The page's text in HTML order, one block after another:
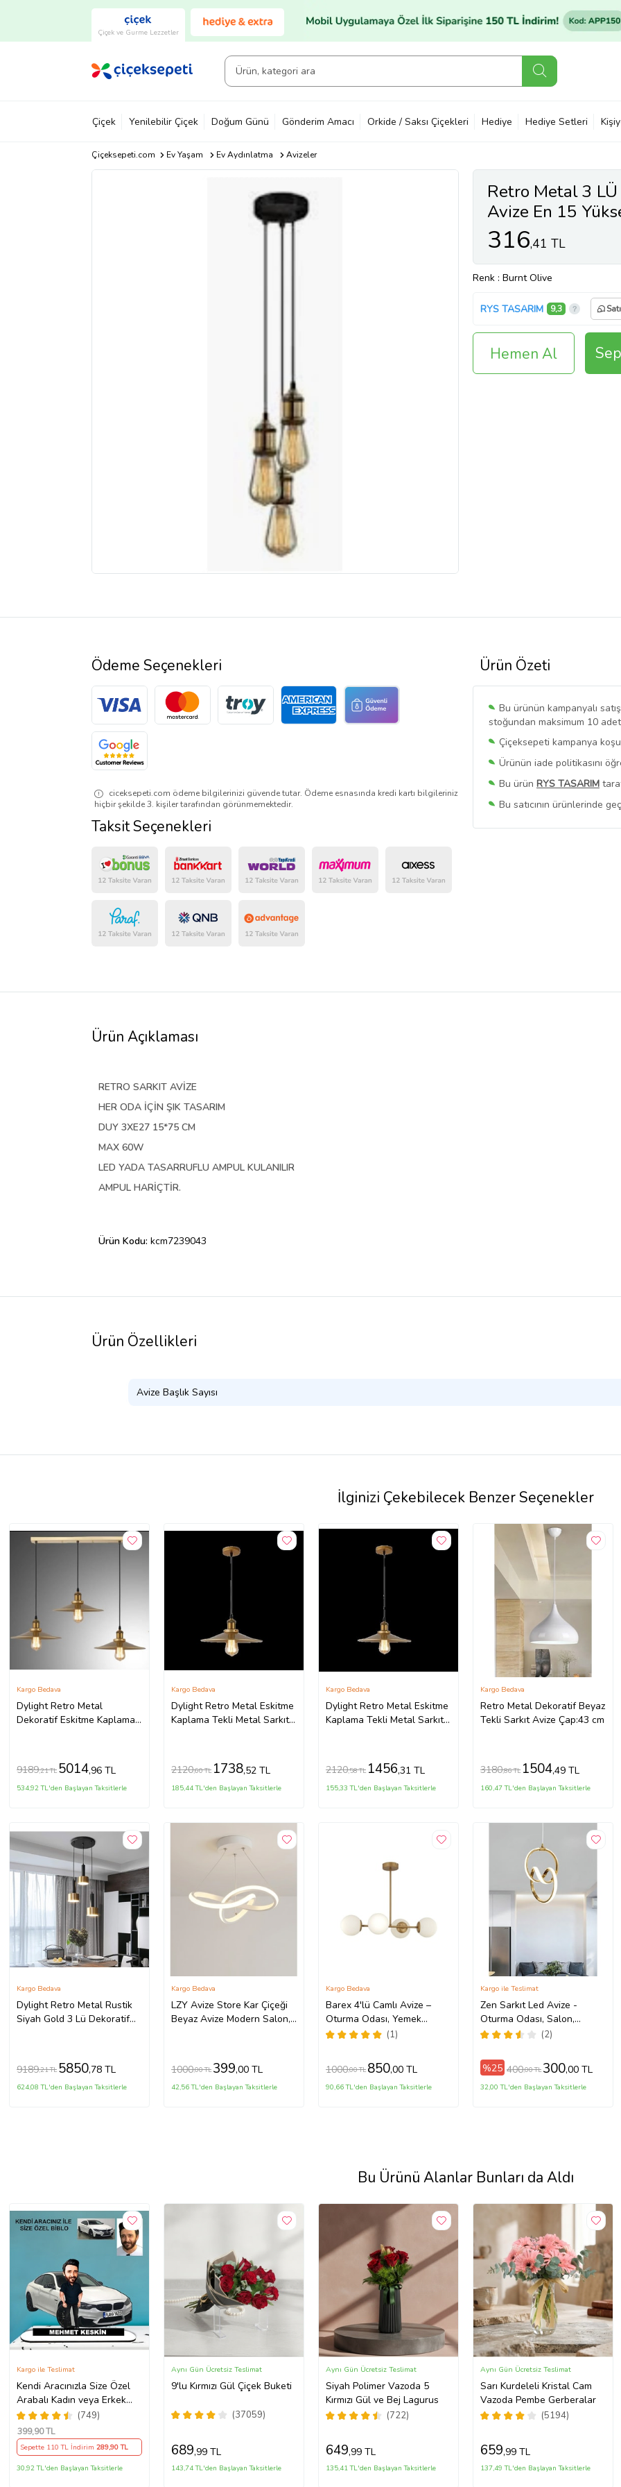
Çiçek ve Gurme Lezzetler
Çiçek Yenilebilir Çiçek Doğum Günü Gönderim Amacı Orkide / Saksı Çiçekleri Hediye Hediye Setleri
Çiçeksepeti.com Ev Yaşam Ev Aydınlatma Avizeler
Retro Metal 3
Avize En 15
316,41 TL
Renk : Burnt Olive
RYS TASARIM 9,3
Hemen Al
Ürün Özeti
Bu ürünün kampanyalı
stoğundan maksimum 10
Çiçeksepeti kampanya
Ürünün iade politikasını
Bu ürün RYS TASARIM
Bu satıcının ürünlerinde
Bu SatıcınınTüm
Ödeme Seçenekleri
ciceksepeti.com ödeme bilgilerinizi güvende tutar. Ödeme esnasında kredi kartı bilgileriniz
hiçbir şekilde 3. kişiler tarafından görünmemektedir.
Taksit Seçenekleri
Ürün Açıklaması
RETRO SARKIT AVİZE
HER ODA İÇİN ŞIK TASARIM
DUY 3XE27 15*75 CM
MAX 60W
LED YADA TASARRUFLU AMPUL KULANILIR
AMPUL HARİÇTİR.
Ürün Kodu: kcm7239043
Ürün Özellikleri
Avize Başlık Sayısı
İlginizi Çekebilecek Benzer Seçenekler
Dylight Retro Metal
Dekoratif Eskitme Kaplama
Kargo Bedava
9189,21 TL 5014,96 TL
534,92 TL'den Başlayan Taksitlerle
Dylight Retro Metal Eskitme
Kaplama Tekli Metal Sarkıt
Kargo Bedava
2120,60 TL 1738,52 TL
185,44 TL'den Başlayan Taksitlerle
Dylight Retro Metal Eskitme
Kaplama Tekli Metal Sarkıt
Kargo Bedava
2120,58 TL 1456,31 TL
155,33 TL'den Başlayan Taksitlerle
Retro Metal Dekoratif Beyaz
Tekli Sarkıt Avize Çap:43 cm
Kargo Bedava
3180,86 TL 1504,49 TL
160,47 TL'den Başlayan Taksitlerle
Dylight Retro Metal Rustik
Siyah Gold 3 Lü Dekoratif
Kargo Bedava
9189,21 TL 5850,78 TL
624,08 TL'den Başlayan Taksitlerle
LZY Avize Store Kar Çiçeği
Beyaz Avize Modern Salon,
Kargo Bedava
1000,00 TL 399,00 TL
42,56 TL'den Başlayan Taksitlerle
Barex 4'lü Camlı Avize –
Oturma Odası, Yemek
Masası Üstü, Salon Uyumlu
(1)
Kargo Bedava
1000,00 TL 850,00 TL
90,66 TL'den Başlayan Taksitlerle
Zen Sarkıt Led Avize -
Oturma Odası, Salon,
Mutfak Uyumlu Ledli Avize
(2)
Kargo ile Teslimat
%25 400,00 TL 300,00 TL
32,00 TL'den Başlayan Taksitlerle
Bu Ürünü Alanlar Bunları da Aldı
Kendi Aracınızla Size Özel
Arabalı Kadın veya Erkek
Tasarımlı Karikatür Biblo ,
Babalar Günü Hediyesi,
Erkeğe Hediye, Rent A Car
Hediyesi
(749)
Kargo ile Teslimat
399,90 TL
Sepette 110 TL İndirim 289,90 TL
30,92 TL'den Başlayan Taksitlerle
9'lu Kırmızı Gül Çiçek Buketi
(37059)
Aynı Gün Ücretsiz Teslimat
689,99 TL
143,74 TL'den Başlayan Taksitlerle
Siyah Polimer Vazoda 5
Kırmızı Gül ve Bej Lagurus
(722)
Aynı Gün Ücretsiz Teslimat
649,99 TL
135,41 TL'den Başlayan Taksitlerle
Sarı Kurdeleli Kristal Cam
Vazoda Pembe Gerberalar
(5194)
Aynı Gün Ücretsiz Teslimat
659,99 TL
137,49 TL'den Başlayan Taksitlerle